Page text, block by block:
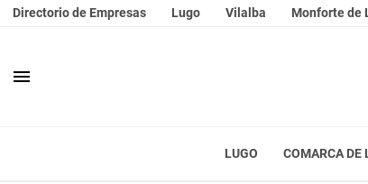
Directorio de Empresas Lugo Vilalba Monforte de
menu
LUGO COMARCA DE